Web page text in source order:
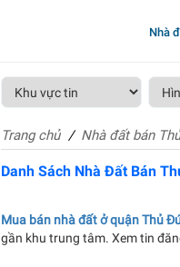
Nhà
Trang chủ Nhà đất bán
Danh Sách Nhà Đất Bán
Mua bán nhà đất ở quận Thủ
gần khu trung tâm. Xem tin